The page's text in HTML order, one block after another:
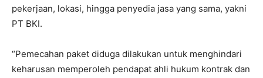
pekerjaan, lokasi, hingga penyedia jasa yang sama, yakni
PT BKI.
“Pemecahan paket diduga dilakukan untuk menghindari
keharusan memperoleh pendapat ahli hukum kontrak dan